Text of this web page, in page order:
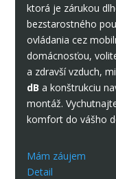
ktorá je zárukou
bezstarostného
ovládania cez
domácnosťou,
a zdravší vzduch,
dB a konštrukciu
montáž.
komfort do vášho
Mám záujem
Detail